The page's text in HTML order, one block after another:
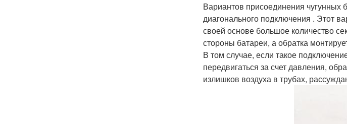
Вариантов присоединения чугунных
диагонального подключения . Этот
своей основе большое количество
стороны батареи, а обратка
В том случае, если такое
передвигаться за счет давления,
излишков воздуха в трубах,